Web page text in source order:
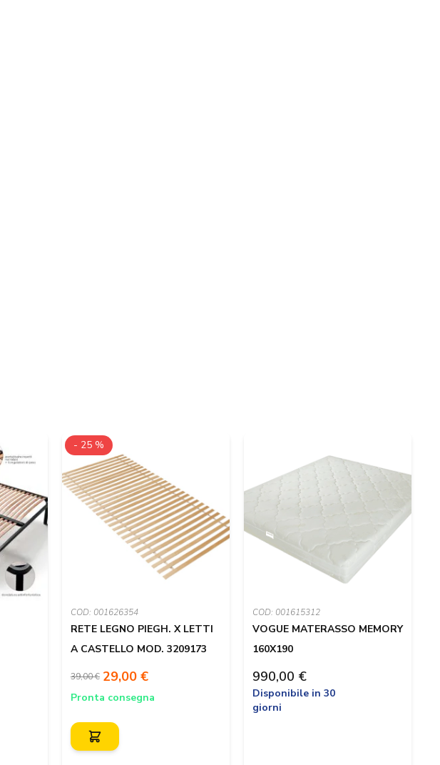
COD: 001626354
RETE LEGNO PIEGH. X LETTI
A CASTELLO MOD. 3209173
- 25 %
39,00 € 29,00 €
Pronta consegna
COD: 001615312
VOGUE MATERASSO MEMORY
160X190
990,00 €
Disponibile in 30
giorni